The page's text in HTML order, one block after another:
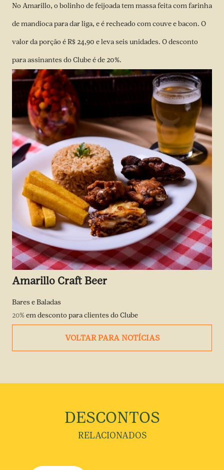
No Amarillo, o bolinho de feijoada tem massa feita com farinha
de mandioca para dar liga, e é recheado com couve e bacon. O
valor da porção é R$ 24,90 e leva seis unidades. O desconto
para assinantes do Clube é de 20%.
Amarillo Craft Beer
Bares e Baladas
20%em desconto para clientes do Clube
VOLTAR PARA NOTÍCIAS
DESCONTOS
RELACIONADOS